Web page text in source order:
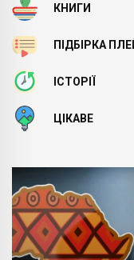
КНИГИ
ПІДБІРКА
ІСТОРІЇ
ЦІКАВЕ